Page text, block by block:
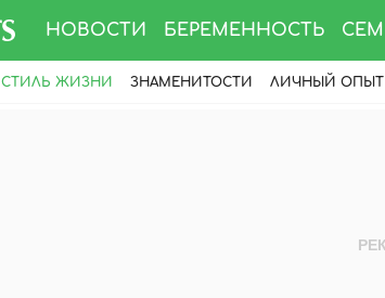
НОВОСТИ БЕРЕМЕННОСТЬ
СТИЛЬ ЖИЗНИ ЗНАМЕНИТОСТИ ЛИЧНЫЙ ОПЫТ